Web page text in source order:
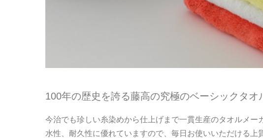
100年の歴史を誇る藤高の究極のベーシックタオ
今治でも珍しい糸染めから仕上げまで一貫生産のタオルメー
水性、耐久性に優れていますので、毎日お使いいただける上